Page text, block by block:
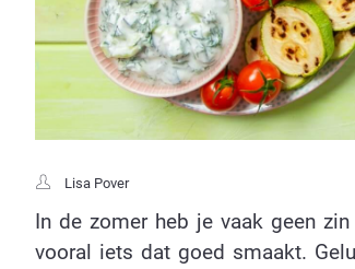
Lisa Pover
In de zomer heb je vaak geen
vooral iets dat goed smaakt.